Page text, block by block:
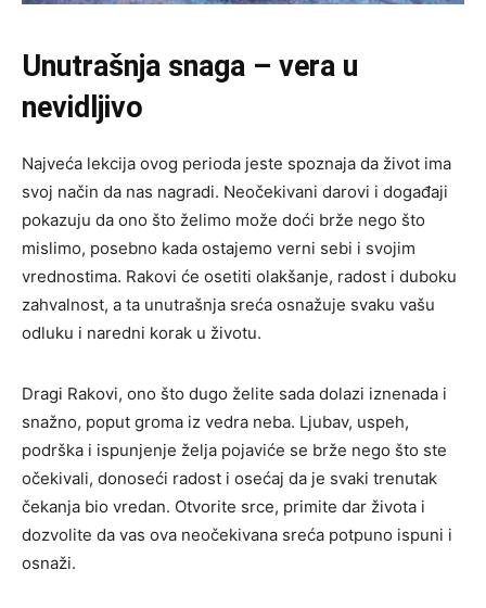
Unutrašnja snaga – vera u
nevidljivo
Najveća lekcija ovog perioda jeste spoznaja da život ima
svoj način da nas nagradi. Neočekivani darovi i događaji
pokazuju da ono što želimo može doći brže nego što
mislimo, posebno kada ostajemo verni sebi i svojim
vrednostima. Rakovi će osetiti olakšanje, radost i duboku
zahvalnost, a ta unutrašnja sreća osnažuje svaku vašu
odluku i naredni korak u životu.
Dragi Rakovi, ono što dugo želite sada dolazi iznenada i
snažno, poput groma iz vedra neba. Ljubav, uspeh,
podrška i ispunjenje želja pojaviće se brže nego što ste
očekivali, donoseći radost i osećaj da je svaki trenutak
čekanja bio vredan. Otvorite srce, primite dar života i
dozvolite da vas ova neočekivana sreća potpuno ispuni i
osnaži.